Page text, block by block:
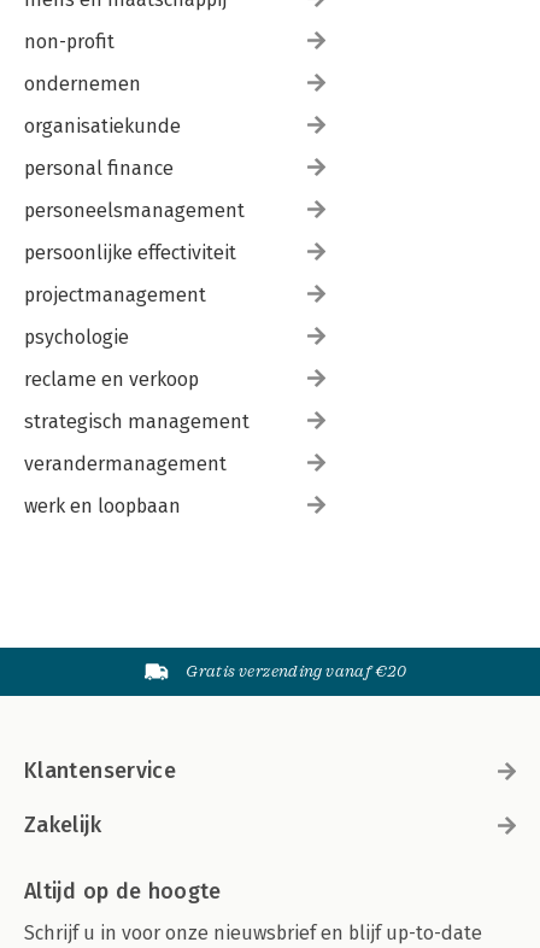
non-profit
ondernemen
organisatiekunde
personal finance
personeelsmanagement
persoonlijke effectiviteit
projectmanagement
psychologie
reclame en verkoop
strategisch management
verandermanagement
werk en loopbaan
Gratis verzending vanaf €20
Klantenservice
Zakelijk
Altijd op de hoogte
Schrijf u in voor onze nieuwsbrief en blijf up-to-date